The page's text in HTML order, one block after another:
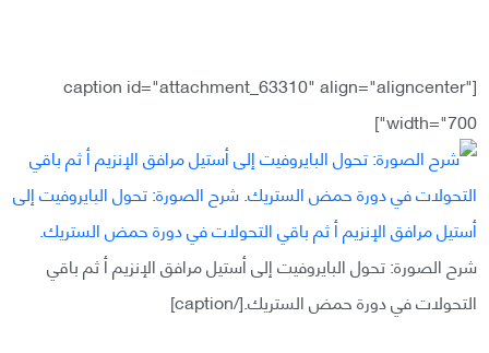
[caption id="attachment_63310" align="aligncenter"
width="700"]
شرح الصورة: تحول البايروفيت إلى أستيل مرافق الإنزيم أ ثم باقي
التحولات في دورة حمض الستريك.[/caption]